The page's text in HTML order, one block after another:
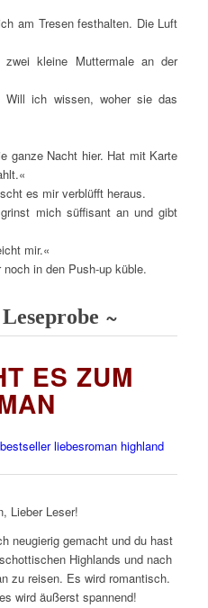
am Tresen festhalten. Die Luft
kleine Muttermale an der
ich wissen, woher sie das
ganze Nacht hier. Hat mit Karte
es mir verblüfft heraus.
mich süffisant an und gibt
mir.«
in den Push-up küble.
~
ES ZUM
Lieber Leser!
neugierig gemacht und du hast
Highlands und nach
zu reisen. Es wird romantisch.
wird äußerst spannend!